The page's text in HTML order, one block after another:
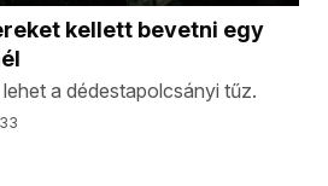
kellett bevetni egy
a dédestapolcsányi tűz.